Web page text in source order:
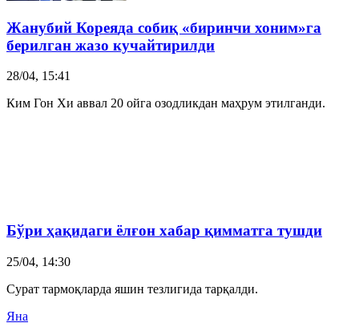
Жанубий Кореяда собиқ «биринчи хоним»га
берилган жазо кучайтирилди
28/04, 15:41
Ким Гон Хи аввал 20 ойга озодликдан маҳрум этилганди.
Бўри ҳақидаги ёлғон хабар қимматга тушди
25/04, 14:30
Сурат тармоқларда яшин тезлигида тарқалди.
Яна